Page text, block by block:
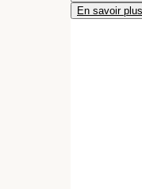
En savoir